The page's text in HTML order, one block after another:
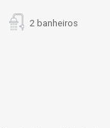
2 banheiros